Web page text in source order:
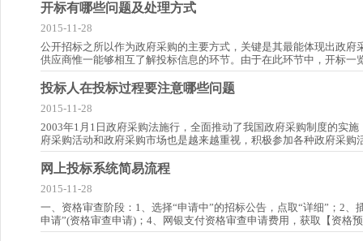
开标有哪些问题及处理方式
2015-11-28
公开招标之所以作为政府采购的主要方式，关键是其最能体现出政
供应商惟一能够相互了解投标信息的环节。由于在此环节中，开标
投标人在投标过程要注意哪些问题
2015-11-28
2003年1月1日政府采购法施行，全面推动了我国政府采购制度的实
府采购活动和政府采购市场也是越来越重视，积极参加各种政府采
网上投标系统简易流程
2015-11-28
一、资格审查阶段：1、选择“申请中”的招标公告，点取“详细”；2
申请”(资格审查申请)；4、网银支付资格审查申请费用，获取【资格